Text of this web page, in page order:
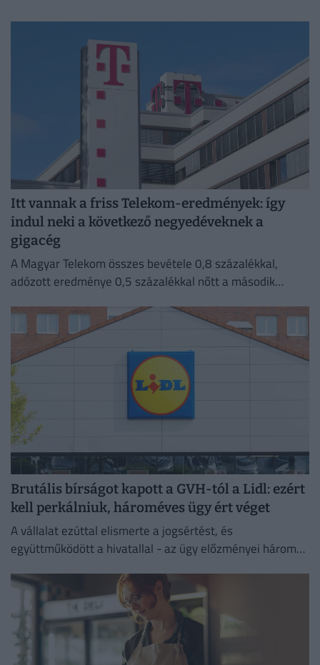
Itt vannak a friss Telekom-eredmények: így
indul neki a következő negyedéveknek a
gigacég
A Magyar Telekom összes bevétele 0,8 százalékkal,
adózott eredménye 0,5 százalékkal nőtt a második
Brutális bírságot kapott a GVH-tól a Lidl: ezért
kell perkálniuk, hároméves ügy ért véget
A vállalat ezúttal elismerte a jogsértést, és
együttműködött a hivatallal - az ügy előzményei három